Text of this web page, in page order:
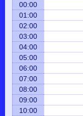
00:00
01:00
02:00
03:00
04:00
05:00
06:00
07:00
08:00
09:00
10:00